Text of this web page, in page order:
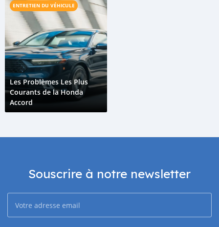
ENTRETIEN DU VÉHICULE
Les Problèmes Les Plus
Courants de la Honda
Accord
Souscrire à notre newsletter